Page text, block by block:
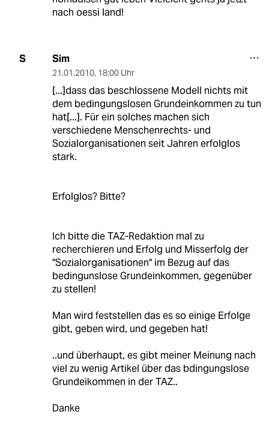
nach oessi land!
S Sim
21.01.2010, 18:00 Uhr
[...]dass das beschlossene Modell nichts mit
dem bedingungslosen Grundeinkommen zu tun
hat[...]. Für ein solches machen sich
verschiedene Menschenrechts- und
Sozialorganisationen seit Jahren erfolglos
stark.
Erfolglos? Bitte?
Ich bitte die TAZ-Redaktion mal zu
recherchieren und Erfolg und Misserfolg der
"Sozialorganisationen" im Bezug auf das
bedingunslose Grundeinkommen, gegenüber
zu stellen!
Man wird feststellen das es so einige Erfolge
gibt, geben wird, und gegeben hat!
..und überhaupt, es gibt meiner Meinung nach
viel zu wenig Artikel über das bdingungslose
Grundeikommen in der TAZ..
Danke